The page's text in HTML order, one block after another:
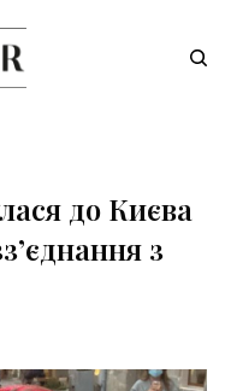
до Києва
з